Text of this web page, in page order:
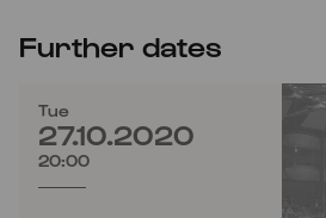
Further dates
Tue
27.10.2020
20:00